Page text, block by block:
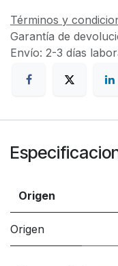
Términos y
Garantía de
Envío: 2-3 días
Origen
Origen